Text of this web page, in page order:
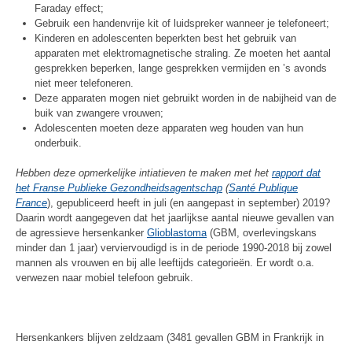
Faraday effect;
Gebruik een handenvrije kit of luidspreker wanneer je telefoneert;
Kinderen en adolescenten beperkten best het gebruik van
apparaten met elektromagnetische straling. Ze moeten het aantal
gesprekken beperken, lange gesprekken vermijden en ’s avonds
niet meer telefoneren.
Deze apparaten mogen niet gebruikt worden in de nabijheid van de
buik van zwangere vrouwen;
Adolescenten moeten deze apparaten weg houden van hun
onderbuik.
Hebben deze opmerkelijke intiatieven te maken met het rapport dat
het Franse Publieke Gezondheidsagentschap (Santé Publique
France), gepubliceerd heeft in juli (en aangepast in september) 2019?
Daarin wordt aangegeven dat het jaarlijkse aantal nieuwe gevallen van
de agressieve hersenkanker Glioblastoma (GBM, overlevingskans
minder dan 1 jaar) verviervoudigd is in de periode 1990-2018 bij zowel
mannen als vrouwen en bij alle leeftijds categorieën. Er wordt o.a.
verwezen naar mobiel telefoon gebruik.
Hersenkankers blijven zeldzaam (3481 gevallen GBM in Frankrijk in